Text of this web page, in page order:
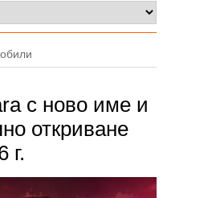
с ново име и
откриване
г.